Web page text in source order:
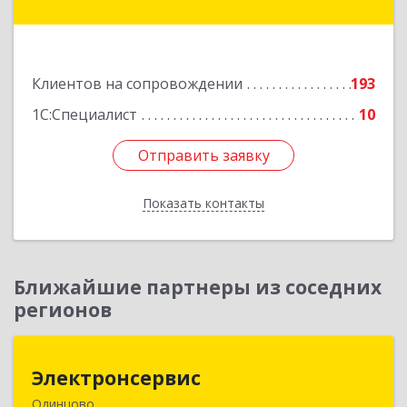
Клиентов на сопровождении
193
1С:Специалист
10
Отправить заявку
Показать контакты
Отправить заявку
Назад
Ближайшие партнеры из соседних
регионов
Электронсервис
Одинцово